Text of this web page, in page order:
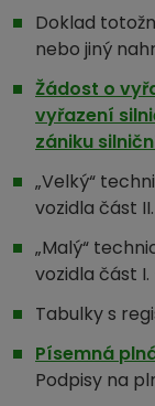
Doklad
nebo jiný
Žádost o
vyřazení
zániku
„Velký“
vozidla část
„Malý“
vozidla část I.
Tabulky s
Písemná
Podpisy na